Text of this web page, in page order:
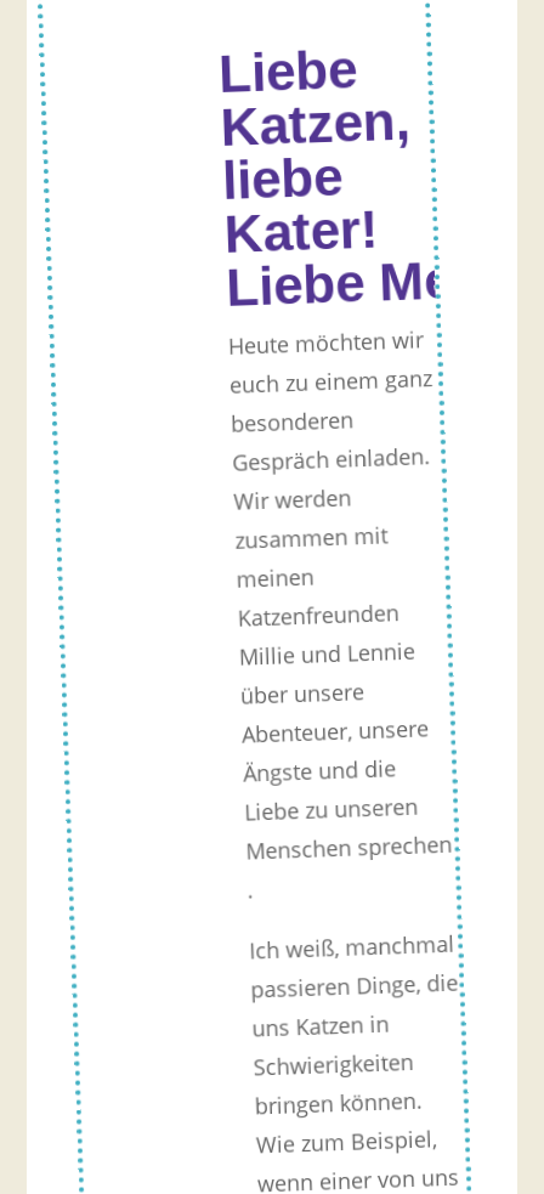
Liebe
Katzen,
liebe
Kater!
Liebe
Heute möchten wir
euch zu einem ganz
besonderen
Gespräch einladen.
Wir werden
zusammen mit
meinen
Katzenfreunden
Millie und Lennie
über unsere
Abenteuer, unsere
Ängste und die
Liebe zu unseren
Menschen sprechen
.
Ich weiß, manchmal
passieren Dinge, die
uns Katzen in
Schwierigkeiten
bringen können.
Wie zum Beispiel,
wenn einer von uns